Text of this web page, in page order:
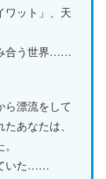
ワット」、天
合う世界……
ら漂流をして
あなたは、
いた……